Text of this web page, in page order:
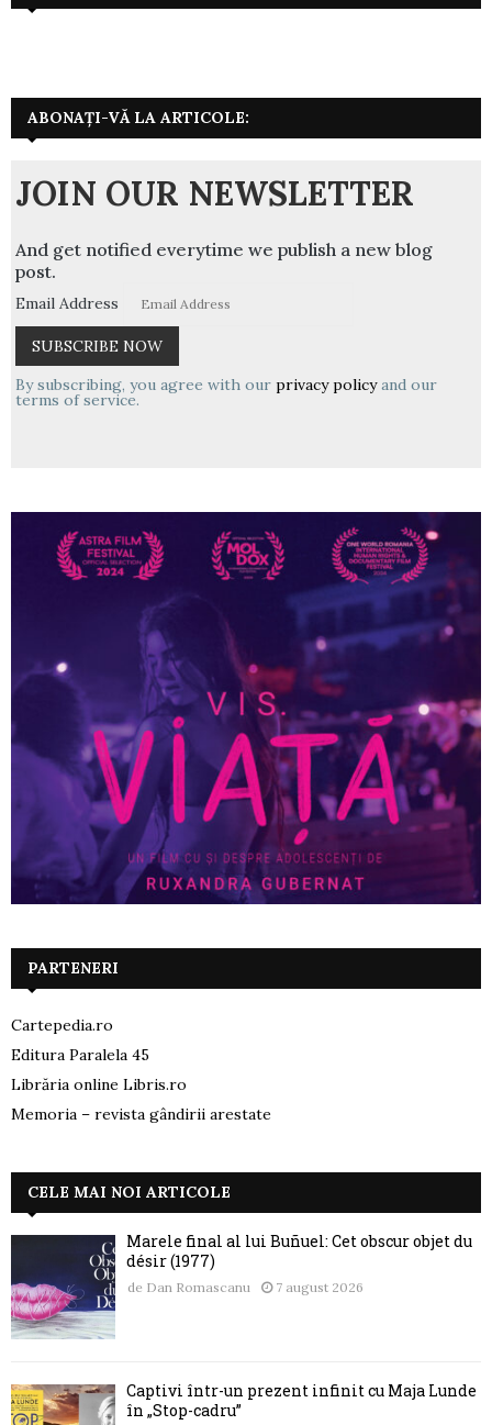
ABONAȚI-VĂ LA ARTICOLE:
JOIN OUR NEWSLETTER
And get notified everytime we publish a new blog
post.
Email Address
By subscribing, you agree with our privacy policyand our
terms of service.
PARTENERI
Cartepedia.ro
Editura Paralela 45
Librăria online Libris.ro
Memoria – revista gândirii arestate
CELE MAI NOI ARTICOLE
Marele final al lui Buñuel: Cet obscur objet du
désir (1977)
de Dan Romascanu 7 august 2026
Captivi într-un prezent infinit cu Maja Lunde
în „Stop-cadru”